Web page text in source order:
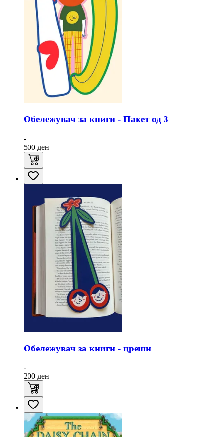
Обележувач за книги - Пакет од 3
-
500 ден
Обележувач за книги - цреши
-
200 ден